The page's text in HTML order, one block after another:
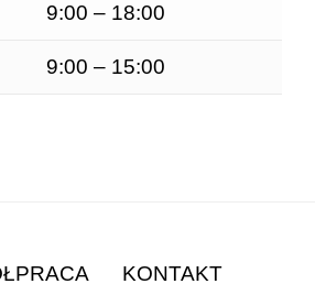
9:00 – 18:00
9:00 – 15:00
KONTAKT